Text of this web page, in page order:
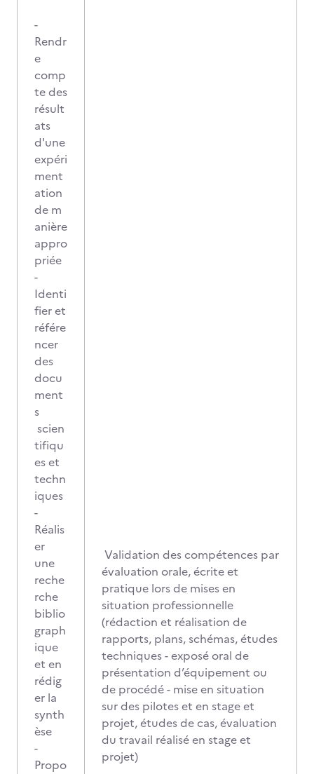
-
Rendr
e
comp
te des
résult
ats
d'une
expéri
ment
ation
de m
anière
appro
priée
-
Identi
fier et
référe
ncer
des
docu
ment
s
scien
tifiqu
es et
techn
iques
-
Réalis
er
une
reche
rche
biblio
graph
ique
et en
rédig
er la
synth
èse
-
Propo
Validation des compétences par
évaluation orale, écrite et
pratique lors de mises en
situation professionnelle
(rédaction et réalisation de
rapports, plans, schémas, études
techniques - exposé oral de
présentation d’équipement ou
de procédé - mise en situation
sur des pilotes et en stage et
projet, études de cas, évaluation
du travail réalisé en stage et
projet)